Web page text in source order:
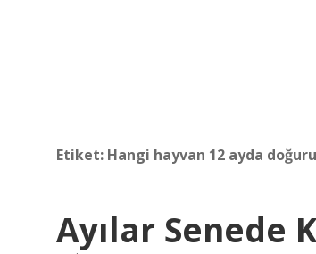
Etiket: Hangi hayvan 12 ayda
Ayılar Senede